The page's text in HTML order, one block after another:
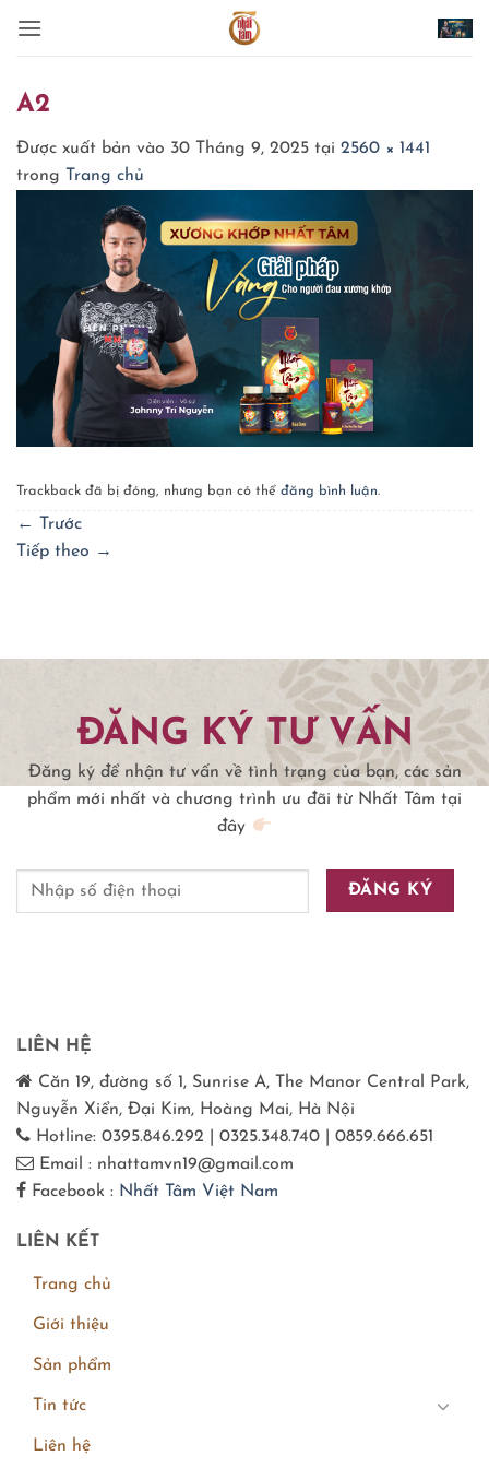
qua
dung
A2
Được xuất bản vào 30 Tháng 9, 2025 tại 2560 × 1441
trong
Trang chủ
Trackback đã bị đóng, nhưng bạn có thể đăng bình luận.
←
Trước
Tiếp theo →
ĐĂNG KÝ TƯ VẤN
Đăng ký để nhận tư vấn về tình trạng của bạn, các sản
phẩm mới nhất và chương trình ưu đãi từ Nhất Tâm tại
đây
LIÊN HỆ
Căn 19, đường số 1, Sunrise A, The Manor Central Park,
Nguyễn Xiển, Đại Kim, Hoàng Mai, Hà Nội
Hotline: 0395.846.292 | 0325.348.740 | 0859.666.651
Email : nhattamvn19@gmail.com
Facebook : Nhất Tâm Việt Nam
LIÊN KẾT
Trang chủ
Giới thiệu
Sản phẩm
Tin tức
Liên hệ